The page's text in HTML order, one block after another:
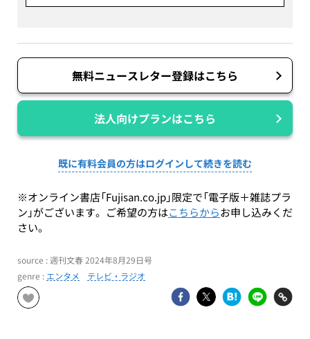
無料ニュースレター登録はこちら
法人向けプランはこちら
既に有料会員の方はログインして続きを読む
※オンライン書店「Fujisan.co.jp」限定で「電子版＋雑誌プラ
ン」がございます。ご希望の方はこちらからお申し込みくだ
さい。
source : 週刊文春 2024年8月29日号
genre : エンタメ テレビ・ラジオ